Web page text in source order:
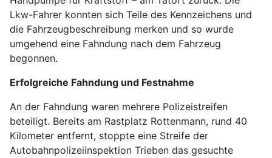
Lkw-Fahrer konnten sich Teile des Kennzeichens und
die Fahrzeugbeschreibung merken und so wurde
umgehend eine Fahndung nach dem Fahrzeug
begonnen.
Erfolgreiche Fahndung und Festnahme
An der Fahndung waren mehrere Polizeistreifen
beteiligt. Bereits am Rastplatz Rottenmann, rund 40
Kilometer entfernt, stoppte eine Streife der
Autobahnpolizeiinspektion Trieben das gesuchte